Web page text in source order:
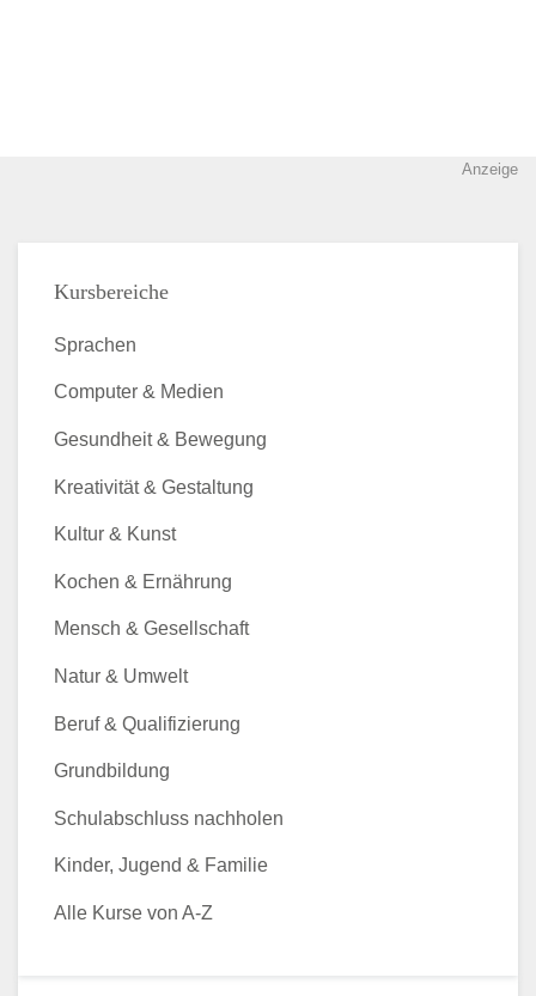
Anzeige
Kursbereiche
Sprachen
Computer & Medien
Gesundheit & Bewegung
Kreativität & Gestaltung
Kultur & Kunst
Kochen & Ernährung
Mensch & Gesellschaft
Natur & Umwelt
Beruf & Qualifizierung
Grundbildung
Schulabschluss nachholen
Kinder, Jugend & Familie
Alle Kurse von A-Z